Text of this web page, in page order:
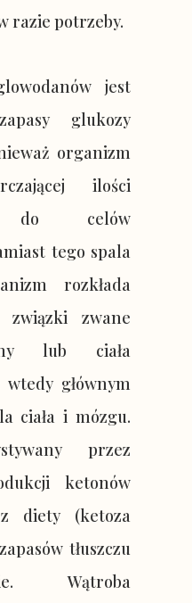
razie potrzeby.
jest
glukozy
organizm
ilości
do celów
tego spala
rozkłada
związki zwane
lub ciała
głównym
ciała i mózgu.
przez
ketonów
diety (ketoza
tłuszczu
Wątroba